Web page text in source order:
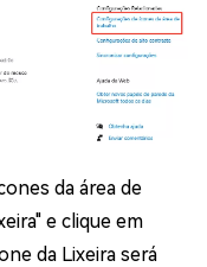
da área de
e clique em
da Lixeira será